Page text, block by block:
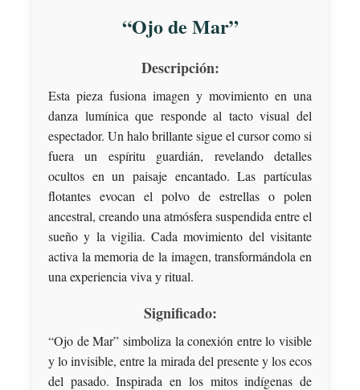
“Ojo de Mar”
Descripción:
Esta pieza fusiona imagen y movimiento en una
danza lumínica que responde al tacto visual del
espectador. Un halo brillante sigue el cursor como si
fuera un espíritu guardián, revelando detalles
ocultos en un paisaje encantado. Las partículas
flotantes evocan el polvo de estrellas o polen
ancestral, creando una atmósfera suspendida entre el
sueño y la vigilia. Cada movimiento del visitante
activa la memoria de la imagen, transformándola en
una experiencia viva y ritual.
Significado:
“Ojo de Mar” simboliza la conexión entre lo visible
y lo invisible, entre la mirada del presente y los ecos
del pasado. Inspirada en los mitos indígenas de